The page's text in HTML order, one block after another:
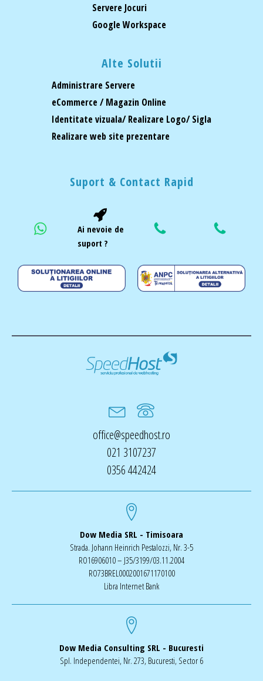
Servere Jocuri
Google Workspace
Alte Solutii
Administrare Servere
eCommerce / Magazin Online
Identitate vizuala/ Realizare Logo/ Sigla
Realizare web site prezentare
Suport & Contact Rapid
Ai nevoie de
suport ?
office@speedhost.ro
021 3107237
0356 442424
Dow Media SRL - Timisoara
Strada. Johann Heinrich Pestalozzi, Nr. 3-5
RO16906010 – J35/3199/03.11.2004
RO73BREL0002001671170100
Libra Internet Bank
Dow Media Consulting SRL - Bucuresti
Spl. Independentei, Nr. 273, Bucuresti, Sector 6